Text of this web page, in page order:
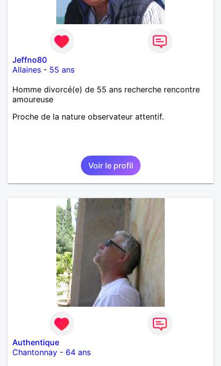
Jeffno80
Allaines - 55 ans
Homme divorcé(e) de 55 ans recherche rencontre
amoureuse
Proche de la nature observateur attentif.
Voir le profil
Authentique
Chantonnay - 64 ans